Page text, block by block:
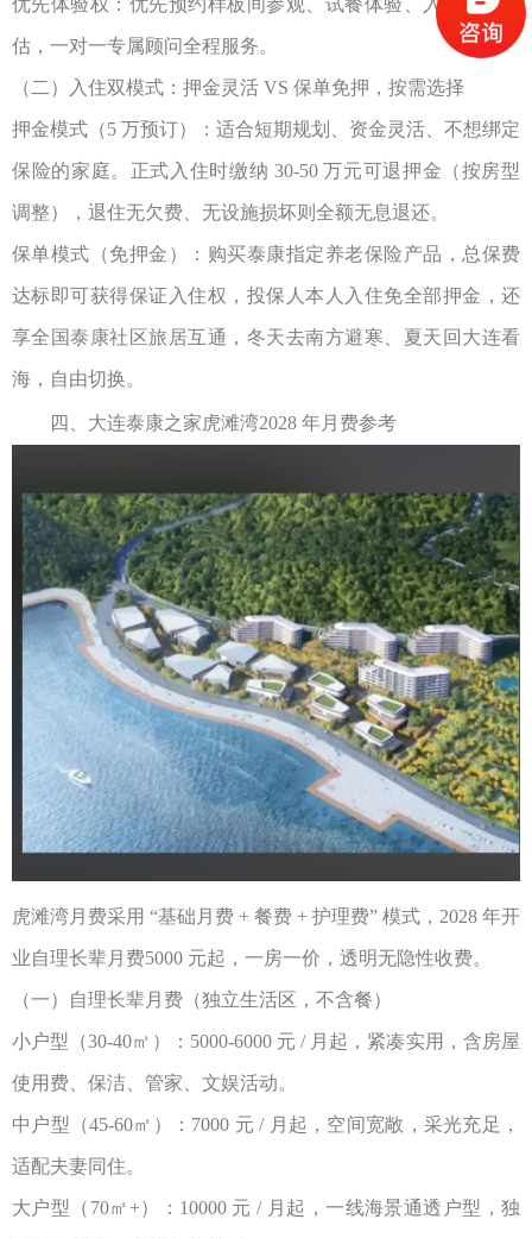
优先体验权：优先预约样板间参观、试餐体验、入住健康评
估，一对一专属顾问全程服务。
（二）入住双模式：押金灵活 VS 保单免押，按需选择
押金模式（5 万预订）：适合短期规划、资金灵活、不想绑定
保险的家庭。正式入住时缴纳 30-50 万元可退押金（按房型
调整），退住无欠费、无设施损坏则全额无息退还。
保单模式（免押金）：购买泰康指定养老保险产品，总保费
达标即可获得保证入住权，投保人本人入住免全部押金，还
享全国泰康社区旅居互通，冬天去南方避寒、夏天回大连看
海，自由切换。
四、 大连泰康之家虎滩湾2028 年月费参考
虎滩湾月费采用 “基础月费 + 餐费 + 护理费” 模式， 2028 年开
业自理长辈月费5000 元起，一房一价，透明无隐性收费。
（一）自理长辈月费（独立生活区，不含餐）
小户型（30-40㎡）： 5000-6000 元 / 月起，紧凑实用，含房屋
使用费、保洁、管家、文娱活动。
中户型（45-60㎡）： 7000 元/ 月起，空间宽敞，采光充足，
适配夫妻同住。
大户型（ 70㎡ +）： 10000 元/ 月起，一线海景通透户型，独